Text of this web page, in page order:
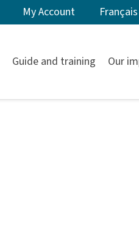
My Account Français
Guide and training Our